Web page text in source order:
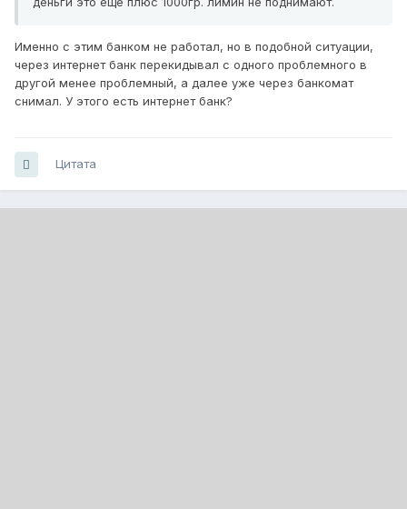
Именно с этим банком не работал, но в подобной ситуации,
через интернет банк перекидывал с одного проблемного в
другой менее проблемный, а далее уже через банкомат
снимал. У этого есть интернет банк?
Цитата